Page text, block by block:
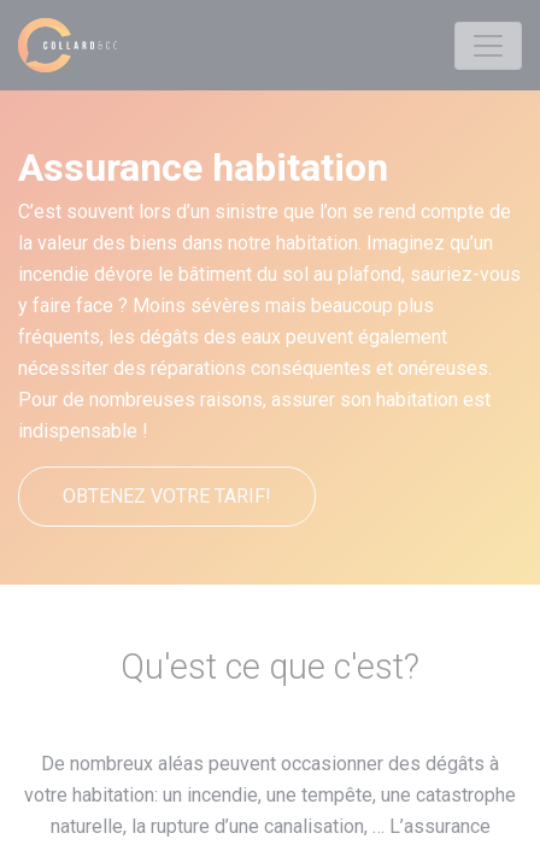
Assurance habitation
C’est souvent lors d’un sinistre que l’on se rend compte de
la valeur des biens dans notre habitation. Imaginez qu’un
incendie dévore le bâtiment du sol au plafond, sauriez-vous
y faire face ? Moins sévères mais beaucoup plus
fréquents, les dégâts des eaux peuvent également
nécessiter des réparations conséquentes et onéreuses.
Pour de nombreuses raisons, assurer son habitation est
indispensable !
OBTENEZ VOTRE TARIF!
Qu'est ce que c'est?
De nombreux aléas peuvent occasionner des dégâts à
votre habitation: un incendie, une tempête, une catastrophe
naturelle, la rupture d’une canalisation, … L’assurance